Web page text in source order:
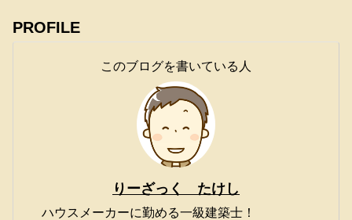
PROFILE
このブログを書いている人
りーざっく たけし
ハウスメーカーに勤める一級建築士！